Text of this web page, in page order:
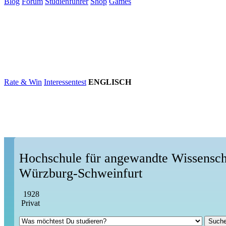
Rate & Win Interessentest ENGLISCH
Hochschule für angewandte
Würzburg-Schweinfurt
1928
Privat